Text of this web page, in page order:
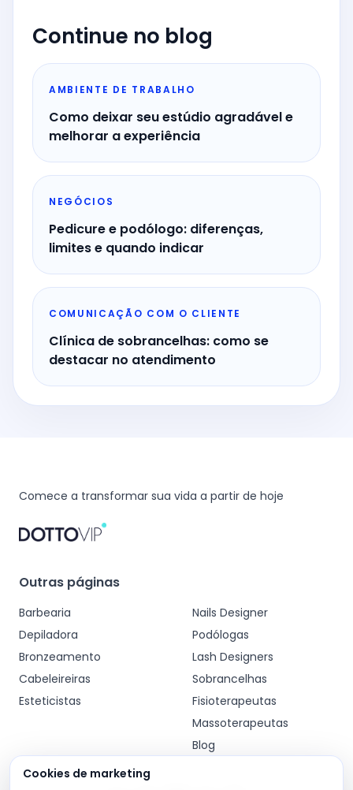
Continue no blog
AMBIENTE DE TRABALHO
Como deixar seu estúdio agradável e
melhorar a experiência
NEGÓCIOS
Pedicure e podólogo: diferenças,
limites e quando indicar
COMUNICAÇÃO COM O CLIENTE
Clínica de sobrancelhas: como se
destacar no atendimento
Comece a transformar sua vida a partir de hoje
Outras páginas
Barbearia
Depiladora
Bronzeamento
Cabeleireiras
Esteticistas
Nails Designer
Podólogas
Lash Designers
Sobrancelhas
Fisioterapeutas
Massoterapeutas
Blog
Cookies de marketing